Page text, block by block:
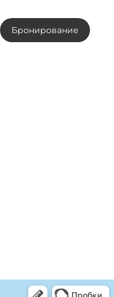
Бронирование